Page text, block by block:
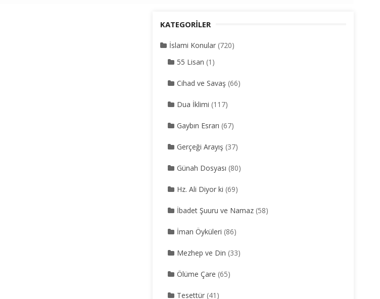
KATEGORILER
İslami Konular(720)
55 Lisan (1)
Cihad ve Savaş (66)
Dua İklimi (117)
Gaybın Esrarı (67)
Gerçeği Arayış (37)
Günah Dosyası (80)
Hz. Ali Diyor ki (69)
İbadet Şuuru ve Namaz(58)
İman Öyküleri (86)
Mezhep ve Din (33)
Ölüme Çare (65)
Tesettür(41)